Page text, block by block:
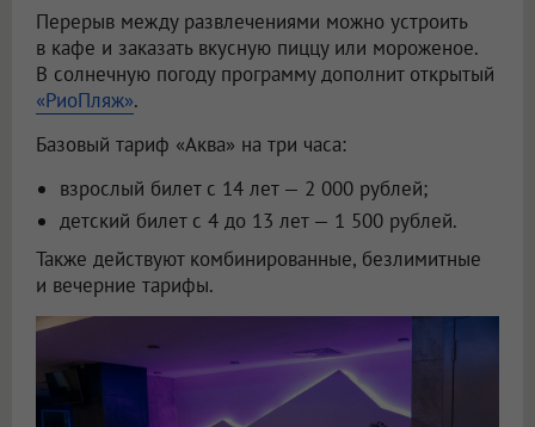
Перерыв между развлечениями можно устроить
в кафе и заказать вкусную пиццу или мороженое.
В солнечную погоду программу дополнит открытый
«РиоПляж».
Базовый тариф «Аква» на три часа:
взрослый билет с 14 лет — 2 000 рублей;
детский билет с 4 до 13 лет — 1 500 рублей.
Также действуют комбинированные, безлимитные
и вечерние тарифы.